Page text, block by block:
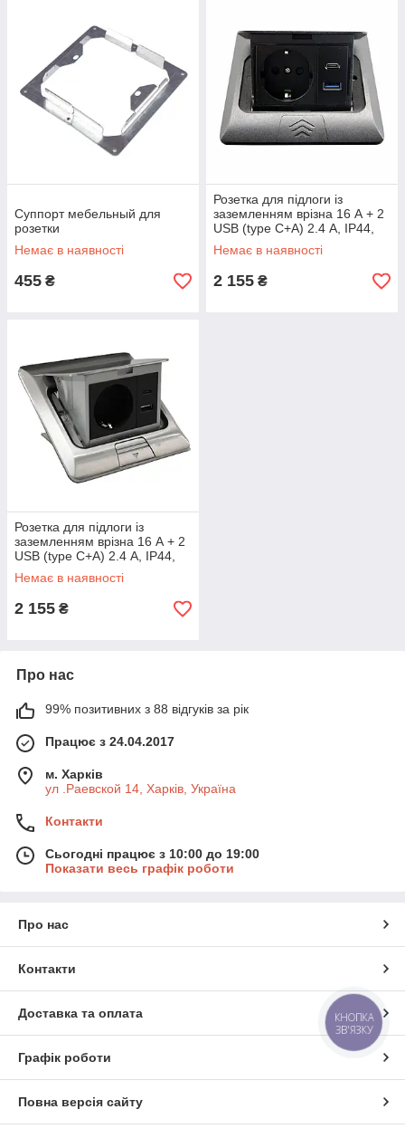
Суппорт мебельный для
розетки
Немає в наявності
455 ₴
Розетка для підлоги із
заземленням врізна 16 А + 2
USB (type C+A) 2.4 А, IP44,
чорний
Немає в наявності
2 155 ₴
Розетка для підлоги із
заземленням врізна 16 А + 2
USB (type C+A) 2.4 А, IP44,
алюміній
Немає в наявності
2 155 ₴
Про нас
99% позитивних з 88 відгуків за рік
Працює з 24.04.2017
м. Харків
ул .Раевской 14, Харків, Україна
Контакти
Сьогодні працює з 10:00 до 19:00
Показати весь графік роботи
Про нас
Контакти
Доставка та оплата
Графік роботи
Повна версія сайту
КНОПКА
ЗВ'ЯЗКУ